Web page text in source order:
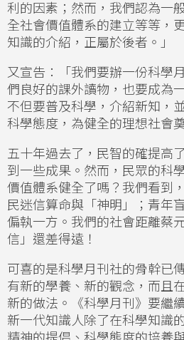
利的因素；然而，我們認為一
全社會價值體系的建立等等，
知識的介紹，正屬於後者。」
又宣告：「我們要辦一份科學
們良好的課外讀物，也要成為
不但要普及科學，介紹新知，
科學態度，為健全的理想社會
五十年過去了，民智的確提高
到一些成果。然而，民眾的科
價值體系健全了嗎？我們看
民迷信算命與「神明」；青年
偏執一方。我們的社會距離蔡
信」還差得遠！
可喜的是科學月刊社的骨幹已
有新的學養、新的觀念，而且
新的做法。《科學月刊》要繼
新一代知識人除了在科學知識